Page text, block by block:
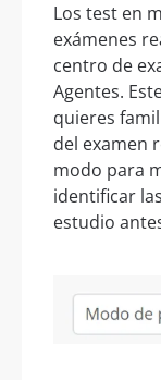
Los test en
exámenes
centro de
Agentes.
quieres
del examen
modo para
identificar
estudio